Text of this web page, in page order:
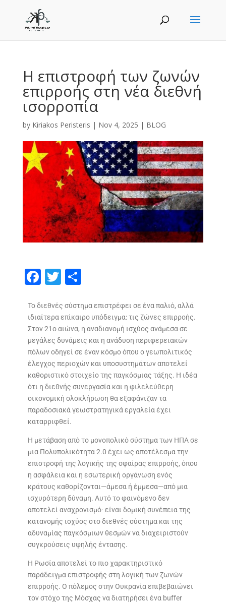
Η επιστροφή των ζωνών
επιρροής στη νέα διεθνή
ισορροπία
by Kiriakos Peristeris | Nov 4, 2025 | BLOG
F
e
b
o
o
k
T
itt
er
S
ar
e
Το διεθνές σύστημα επιστρέφει σε ένα παλιό, αλλά
ιδιαίτερα επίκαιρο υπόδειγμα: τις ζώνες επιρροής.
Στον 21ο αιώνα, η αναδιανομή ισχύος ανάμεσα σε
μεγάλες δυνάμεις και η ανάδυση περιφερειακών
πόλων οδηγεί σε έναν κόσμο όπου ο γεωπολιτικός
έλεγχος περιοχών και υποσυστημάτων αποτελεί
καθοριστικό στοιχείο της παγκόσμιας τάξης. Η ιδέα
ότι η διεθνής συνεργασία και η φιλελεύθερη
οικονομική ολοκλήρωση θα εξαφάνιζαν τα
παραδοσιακά γεωστρατηγικά εργαλεία έχει
καταρριφθεί.
Η μετάβαση από το μονοπολικό σύστημα των ΗΠΑ σε
μια Πολυπολικότητα 2.0 έχει ως αποτέλεσμα την
επιστροφή της λογικής της σφαίρας επιρροής, όπου
η ασφάλεια και η εσωτερική οργάνωση ενός
κράτους καθορίζονται—άμεσα ή έμμεσα—από μια
ισχυρότερη δύναμη. Αυτό το φαινόμενο δεν
αποτελεί αναχρονισμό· είναι δομική συνέπεια της
κατανομής ισχύος στο διεθνές σύστημα και της
αδυναμίας παγκόσμιων θεσμών να διαχειριστούν
συγκρούσεις υψηλής έντασης.
Η Ρωσία αποτελεί το πιο χαρακτηριστικό
παράδειγμα επιστροφής στη λογική των ζωνών
επιρροής. Ο πόλεμος στην Ουκρανία επιβεβαιώνει
τον στόχο της Μόσχας να διατηρήσει ένα buffer